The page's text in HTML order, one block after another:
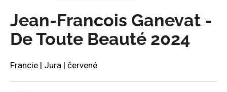
produktu
je
0,0
hvězdiček.
Jean-Francois Ganevat -
De Toute Beauté 2024
Francie | Jura | červené
D
p
o